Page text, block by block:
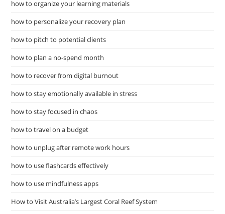
how to organize your learning materials
how to personalize your recovery plan
how to pitch to potential clients
how to plan a no-spend month
how to recover from digital burnout
how to stay emotionally available in stress
how to stay focused in chaos
how to travel on a budget
how to unplug after remote work hours
how to use flashcards effectively
how to use mindfulness apps
How to Visit Australia’s Largest Coral Reef System